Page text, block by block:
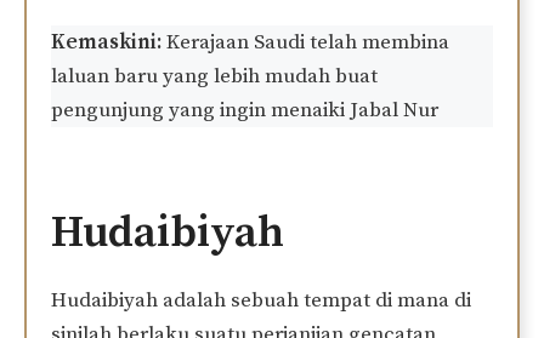
Kemaskini:Kerajaan Saudi telah membina
laluan baru yang lebih mudah buat
pengunjung yang ingin menaiki Jabal Nur
Hudaibiyah
Hudaibiyah adalah sebuah tempat di mana di